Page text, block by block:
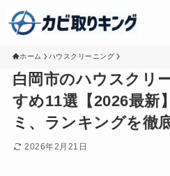
ホーム ハウスクリーニング
白岡市のハウスクリ
すめ11選【2026最新
ミ、ランキングを徹
2026年2月21日